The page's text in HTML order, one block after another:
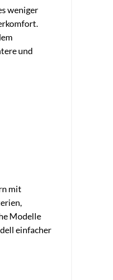
weniger
und
mit
Modelle
einfacher